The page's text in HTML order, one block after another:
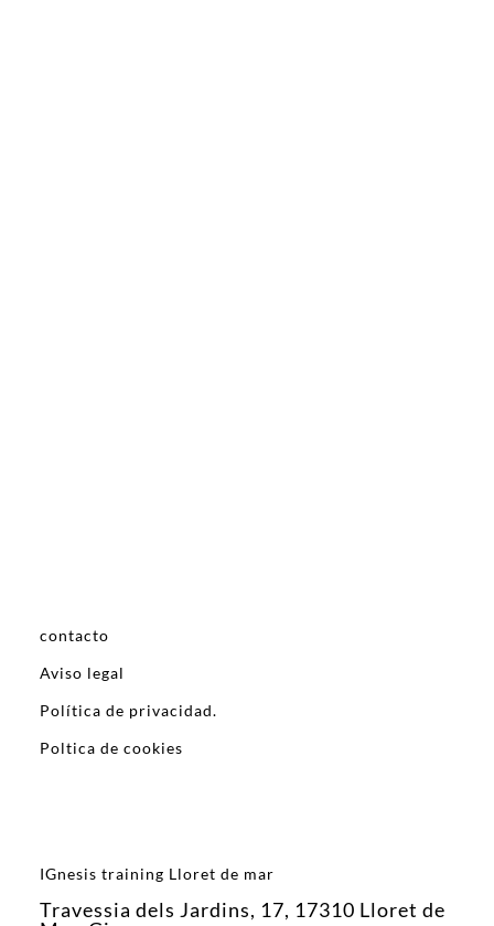
contacto
Aviso legal
Política de privacidad.
Poltica de cookies
IGnesis training Lloret de mar
Travessia dels Jardins, 17, 17310 Lloret de